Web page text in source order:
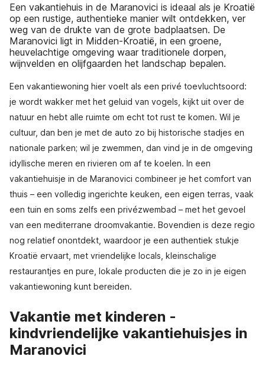
Een vakantiehuis in de Maranovici is ideaal als je Kroatië
op een rustige, authentieke manier wilt ontdekken, ver
weg van de drukte van de grote badplaatsen. De
Maranovici ligt in Midden-Kroatië, in een groene,
heuvelachtige omgeving waar traditionele dorpen,
wijnvelden en olijfgaarden het landschap bepalen.
Een vakantiewoning hier voelt als een privé toevluchtsoord:
je wordt wakker met het geluid van vogels, kijkt uit over de
natuur en hebt alle ruimte om echt tot rust te komen. Wil je
cultuur, dan ben je met de auto zo bij historische stadjes en
nationale parken; wil je zwemmen, dan vind je in de omgeving
idyllische meren en rivieren om af te koelen. In een
vakantiehuisje in de Maranovici combineer je het comfort van
thuis – een volledig ingerichte keuken, een eigen terras, vaak
een tuin en soms zelfs een privézwembad – met het gevoel
van een mediterrane droomvakantie. Bovendien is deze regio
nog relatief onontdekt, waardoor je een authentiek stukje
Kroatië ervaart, met vriendelijke locals, kleinschalige
restaurantjes en pure, lokale producten die je zo in je eigen
vakantiewoning kunt bereiden.
Vakantie met kinderen -
kindvriendelijke vakantiehuisjes in
Maranovici